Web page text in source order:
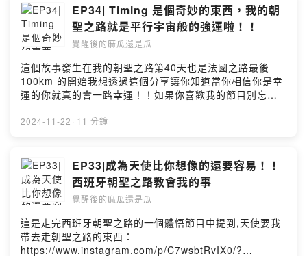
https://www.facebook.com/見習生1
號-105046944570210/https://instagram.com/apprenti
ce_no1?igshid=YmMyMTA2M2Y=合作邀約：
Liujane81@gmail.com我們終究是住在地球上的人好好的
把日子過好好好的體驗人生吧Powered by Firstory
Hosting
EP34| Timing 是個奇妙的東西，我的朝
聖之路就是平行宇宙般的強運啦！！
覺醒後的麻瓜還是瓜
這個故事發生在我的朝聖之路第40天也是法國之路最後
100km 的開始我想透過這個分享讓你知道當你相信你是幸
運的你就真的會一路幸運！！如果你喜歡我的節目別忘了
號：015540340011刷卡（台灣卡限定）
日常可以到FB粉絲專業＆ IG：
https://www.facebook.com/見習生1
號-105046944570210/https://instagram.com/apprenti
ce_no1?igshid=YmMyMTA2M2Y=合作邀約：
Liujane81@gmail.com我們終究是住在地球上的人好好的
把日子過好好好的體驗人生吧Powered by Firstory
Hosting
2024-11-22 · 11 分鐘
EP33|成為天使比你想像的還要容易！！
西班牙朝聖之路教會我的事
覺醒後的麻瓜還是瓜
這是走完西班牙朝聖之路的一個體悟節目中提到,天使要我
帶去走朝聖之路的東西：
https://www.instagram.com/p/C7wsbtRvIX0/?